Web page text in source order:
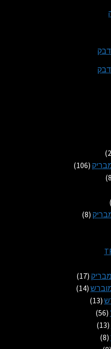
237
מוצרים106
106
8
8
7
8
8
17
17
מוצרים14
14
13
13
56
56
מוצרים13
13
8
8